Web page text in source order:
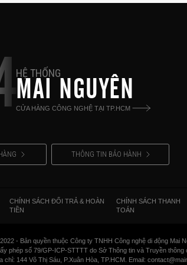
HỆ THỐNG
MAI NGUYÊN
CỬA HÀNG CÔNG NGHỆ TẠI TP.HCM
THÔNG TIN BẢO HÀNH
CHÍNH SÁCH ĐỔI TRẢ & HOÀN
TIỀN
CHÍNH SÁCH THANH
TOÁN
- Bản quyền thuộc Công ty TNHH Công nghệ di động Mai
phép số 79/GP-ICP-STTTT do Sở Thông tin và Truyền thông
chỉ: 144 Võ Thị Sáu, P.Xuân Hòa, TP.HCM. Email: